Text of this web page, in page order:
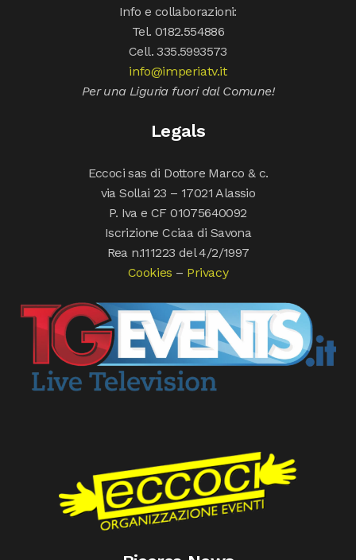
Info e collaborazioni:
Tel. 0182.554886
Cell. 335.5993573
info@imperiatv.it
Per una Liguria fuori dal Comune!
Legals
Eccoci sas di Dottore Marco & c.
via Sollai 23 – 17021 Alassio
P. Iva e CF 01075640092
Iscrizione Cciaa di Savona
Rea n.111223 del 4/2/1997
Cookies – Privacy